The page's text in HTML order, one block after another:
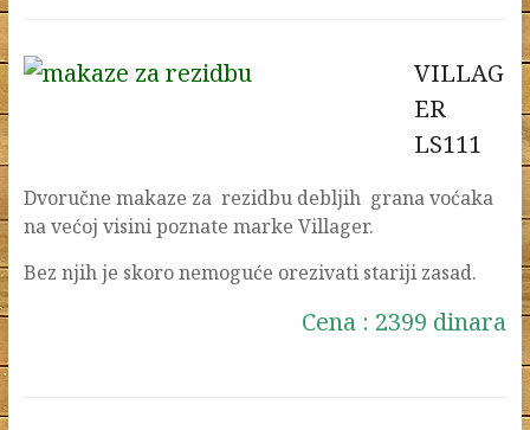
VILLAG
ER
LS111
Dvoručne makaze za rezidbu debljih grana voćaka
na većoj visini poznate marke Villager.
Bez njih je skoro nemoguće orezivati stariji zasad.
Cena : 2399 dinara